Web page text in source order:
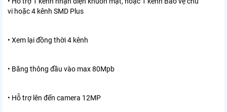
vi hoặc 4 kênh SMD Plus
• Xem lại đồng thời 4 kênh
• Băng thông đầu vào max 80Mpb
• Hỗ trợ lên đến camera 12MP